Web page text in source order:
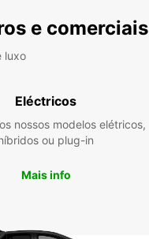
e comerciais
luxo
Eléctricos
nossos modelos elétricos,
ou plug-in
Mais info